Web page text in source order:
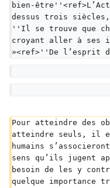
bien-
dessus trois
''Il se trouve que
croyant aller à
»<ref>''De l’esprit
Pour atteindre des
atteindre seuls, il
humains
sens qu’ils jugent
besoin de les y
quelque importance